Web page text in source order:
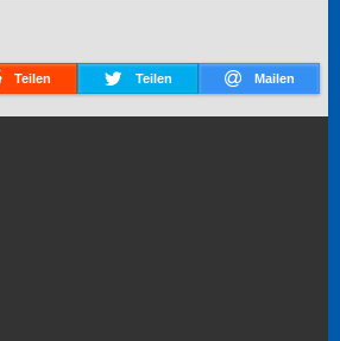
Teilen Teilen Mailen